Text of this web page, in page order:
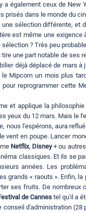
a également ceux de New
prisés dans le monde du
sélection différente, et
est même une
? Très peu
tire une part notable de
déjà déplacé de mars
le Mipcom un mois plus
reprogrammer cette
et applique la
yeux du 12 mars. Mais le
nous l'espérons, aura
vent en poupe. Lancer
Netflix, Disney+ ou
classiques. Et ils se
années. Les
grands « raouts ». Enfin,
ses fruits. De
de Cannestel qu'il a
conseil d'administration